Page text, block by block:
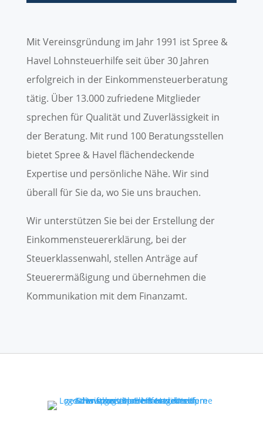
Mit Vereinsgründung im Jahr 1991 ist Spree &
Havel Lohnsteuerhilfe seit über 30 Jahren
erfolgreich in der Einkommensteuerberatung
tätig. Über 13.000 zufriedene Mitglieder
sprechen für Qualität und Zuverlässigkeit in
der Beratung. Mit rund 100 Beratungsstellen
bietet Spree & Havel flächendeckende
Expertise und persönliche Nähe. Wir sind
überall für Sie da, wo Sie uns brauchen.
Wir unterstützen Sie bei der Erstellung der
Einkommensteuererklärung, bei der
Steuerklassenwahl, stellen Anträge auf
Steuerermäßigung und übernehmen die
Kommunikation mit dem Finanzamt.